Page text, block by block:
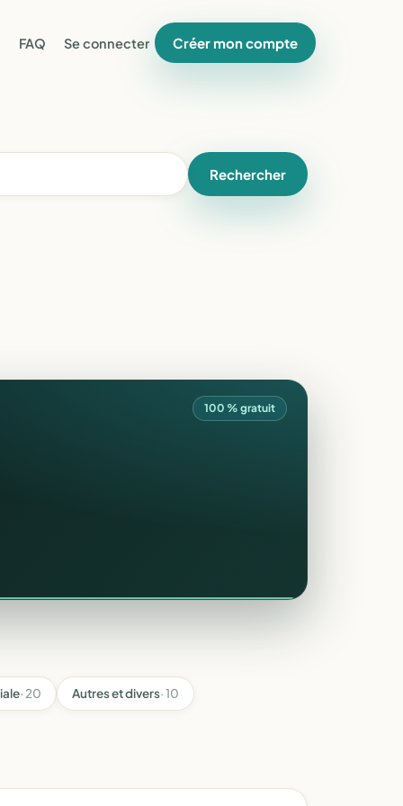
FAQ Se connecter Créer mon compte
Rechercher
100 % gratuit
· 20 Autres et divers· 10